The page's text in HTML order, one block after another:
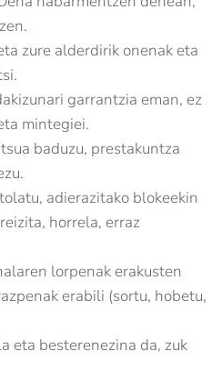
zure alderdirik onenak eta
garrantzia eman, ez
mintegiei.
baduzu, prestakuntza
adierazitako blokeekin
horrela, erraz
lorpenak erakusten
erabili (sortu, hobetu,
eta besterenezina da, zuk